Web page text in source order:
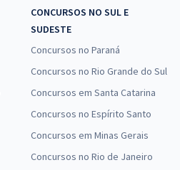
CONCURSOS NO SUL E
SUDESTE
Concursos no Paraná
Concursos no Rio Grande do Sul
Concursos em Santa Catarina
Concursos no Espírito Santo
Concursos em Minas Gerais
Concursos no Rio de Janeiro